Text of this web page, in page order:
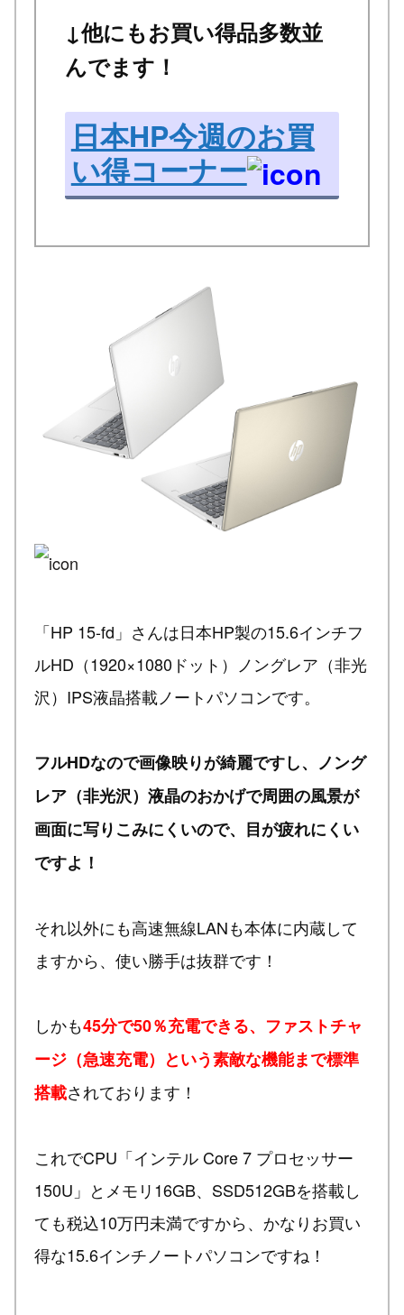
↓他にもお買い得品多数並
んでます！
日本HP今週のお買
い得コーナー
「HP 15-fd」さんは日本HP製の15.6インチフ
ルHD（1920×1080ドット）ノングレア（非光
沢）IPS液晶搭載ノートパソコンです。
フルHDなので画像映りが綺麗ですし、ノング
レア（非光沢）液晶のおかげで周囲の風景が
画面に写りこみにくいので、目が疲れにくい
ですよ！
それ以外にも高速無線LANも本体に内蔵して
ますから、使い勝手は抜群です！
しかも45分で50％充電できる、ファストチャ
ージ（急速充電）という素敵な機能まで標準
搭載されております！
これでCPU「インテル Core 7 プロセッサー
150U」とメモリ16GB、SSD512GBを搭載し
ても税込10万円未満ですから、かなりお買い
得な15.6インチノートパソコンですね！